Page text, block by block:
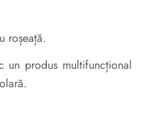
roșeață.
un produs multifuncțional